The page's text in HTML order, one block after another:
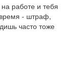
работе и тебя
- штраф,
часто тоже